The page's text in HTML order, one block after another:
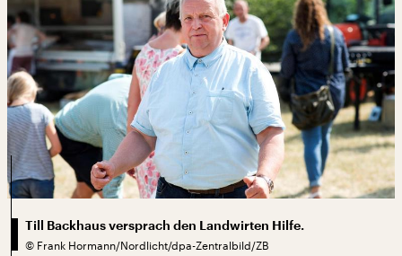
Till Backhaus versprach den Landwirten Hilfe.
© Frank Hormann/Nordlicht/dpa-Zentralbild/ZB